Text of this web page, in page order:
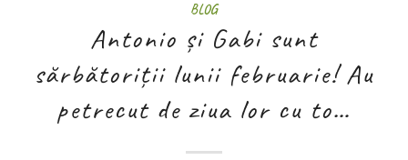
BLOG
Antonio și Gabi sunt
sărbătoriții lunii februarie! Au
petrecut de ziua lor cu to…